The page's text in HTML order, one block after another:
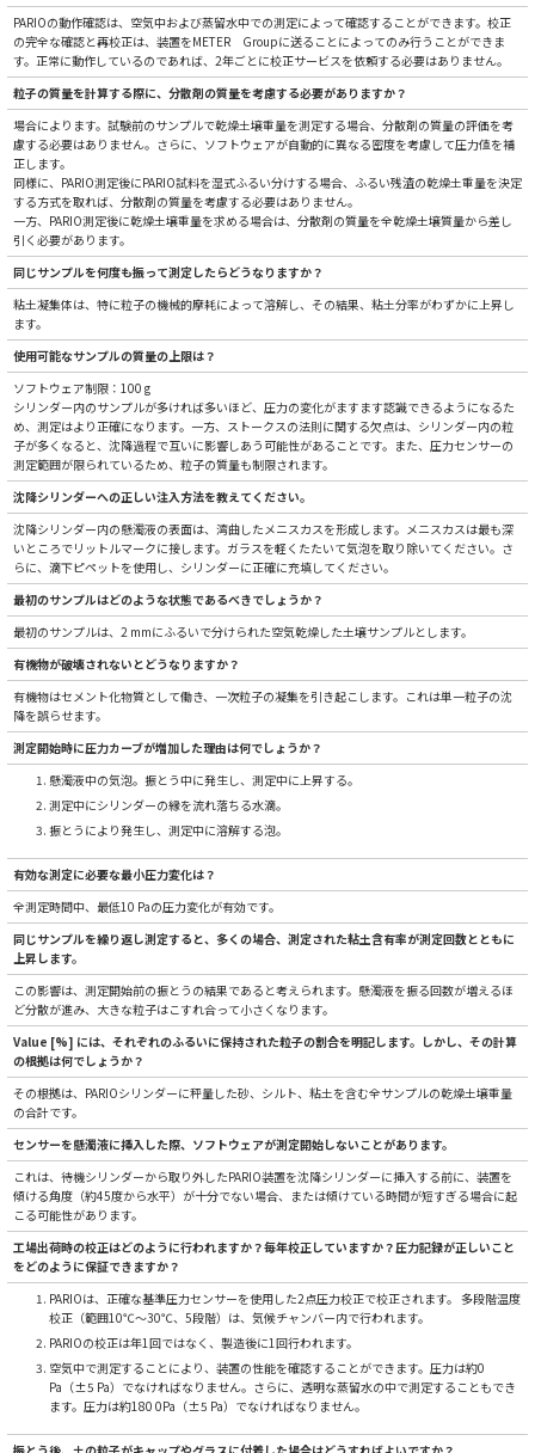
PARIOの動作確認は、空気中および蒸留水中での測定によって確認することができます。校正
の完全な確認と再校正は、装置をMETER Groupに送ることによってのみ行うことができま
す。正常に動作しているのであれば、2年ごとに校正サービスを依頼する必要はありません。
粒子の質量を計算する際に、分散剤の質量を考慮する必要がありますか？
場合によります。試験前のサンプルで乾燥土壌重量を測定する場合、分散剤の質量の評価を考
慮する必要はありません。さらに、ソフトウェアが自動的に異なる密度を考慮して圧力値を補
正します。
同様に、PARIO測定後にPARIO試料を湿式ふるい分けする場合、ふるい残渣の乾燥土重量を決定
する方式を取れば、分散剤の質量を考慮する必要はありません。
一方、PARIO測定後に乾燥土壌重量を求める場合は、分散剤の質量を全乾燥土壌質量から差し
引く必要があります。
同じサンプルを何度も振って測定したらどうなりますか？
粘土凝集体は、特に粒子の機械的摩耗によって溶解し、その結果、粘土分率がわずかに上昇し
ます。
使用可能なサンプルの質量の上限は？
ソフトウェア制限：100 g
シリンダー内のサンプルが多ければ多いほど、圧力の変化がますます認識できるようになるた
め、測定はより正確になります。一方、ストークスの法則に関する欠点は、シリンダー内の粒
子が多くなると、沈降過程で互いに影響しあう可能性があることです。また、圧力センサーの
測定範囲が限られているため、粒子の質量も制限されます。
沈降シリンダーへの正しい注入方法を教えてください。
沈降シリンダー内の懸濁液の表面は、湾曲したメニスカスを形成します。メニスカスは最も深
いところでリットルマークに接します。ガラスを軽くたたいて気泡を取り除いてください。さ
らに、滴下ピペットを使用し、シリンダーに正確に充填してください。
最初のサンプルはどのような状態であるべきでしょうか？
最初のサンプルは、2 mmにふるいで分けられた空気乾燥した土壌サンプルとします。
有機物が破壊されないとどうなりますか？
有機物はセメント化物質として働き、一次粒子の凝集を引き起こします。これは単一粒子の沈
降を誤らせます。
測定開始時に圧力カーブが増加した理由は何でしょうか？
懸濁液中の気泡。振とう中に発生し、測定中に上昇する。
測定中にシリンダーの縁を流れ落ちる水滴。
振とうにより発生し、測定中に溶解する泡。
有効な測定に必要な最小圧力変化は？
全測定時間中、最低10 Paの圧力変化が有効です。
同じサンプルを繰り返し測定すると、多くの場合、測定された粘土含有率が測定回数とともに
上昇します。
この影響は、測定開始前の振とうの結果であると考えられます。懸濁液を振る回数が増えるほ
ど分散が進み、大きな粒子はこすれ合って小さくなります。
Value [%] には、それぞれのふるいに保持された粒子の割合を明記します。しかし、その計算
の根拠は何でしょうか？
その根拠は、PARIOシリンダーに秤量した砂、シルト、粘土を含む全サンプルの乾燥土壌重量
の合計です。
センサーを懸濁液に挿入した際、ソフトウェアが測定開始しないことがあります。
これは、待機シリンダーから取り外したPARIO装置を沈降シリンダーに挿入する前に、装置を
傾ける角度（約45度から水平）が十分でない場合、または傾けている時間が短すぎる場合に起
こる可能性があります。
工場出荷時の校正はどのように行われますか？毎年校正していますか？圧力記録が正しいこと
をどのように保証できますか？
PARIOは、正確な基準圧力センサーを使用した2点圧力校正で校正されます。 多段階温度
校正（範囲10℃～30℃、5段階）は、気候チャンバー内で行われます。
PARIOの校正は年1回ではなく、製造後に1回行われます。
空気中で測定することにより、装置の性能を確認することができます。圧力は約0
Pa（±5 Pa）でなければなりません。さらに、透明な蒸留水の中で測定することもでき
ます。圧力は約180 0Pa（±5 Pa）でなければなりません。